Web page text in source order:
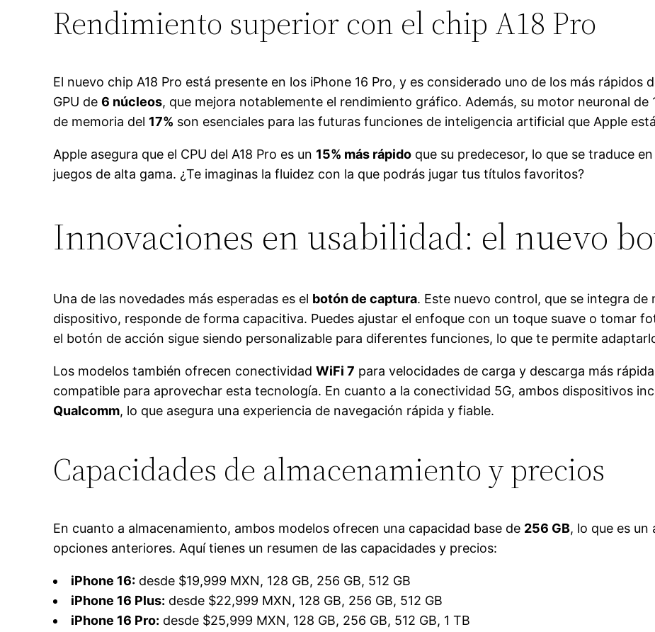
Rendimiento superior con el chip A18 Pro
El nuevo chip A18 Pro está presente en los iPhone 16 Pro, y es considerado uno de los más rápidos
GPU de6 núcleos, que mejora notablemente el rendimiento gráfico. Además, su motor neuronal
de memoria del 17% son esenciales para las futuras funciones de inteligencia artificial que Apple
Apple asegura que el CPU del A18 Pro es un 15% más rápido que su predecesor, lo que se traduce
juegos de alta gama. ¿Te imaginas la fluidez con la que podrás jugar tus títulos favoritos?
Innovaciones en usabilidad: el nuevo
Una de las novedades más esperadas es el botón de captura. Este nuevo control, que se integra de
dispositivo, responde de forma capacitiva. Puedes ajustar el enfoque con un toque suave o tomar
el botón de acción sigue siendo personalizable para diferentes funciones, lo que te permite
Los modelos también ofrecen conectividadWiFi 7 para velocidades de carga y descarga más
compatible para aprovechar esta tecnología. En cuanto a la conectividad 5G, ambos dispositivos
Qualcomm, lo que asegura una experiencia de navegación rápida y fiable.
Capacidades de almacenamiento y precios
En cuanto a almacenamiento, ambos modelos ofrecen una capacidad base de 256 GB, lo que es
opciones anteriores. Aquí tienes un resumen de las capacidades y precios:
iPhone 16: desde $19,999 MXN, 128 GB, 256 GB, 512 GB
iPhone 16 Plus: desde $22,999 MXN, 128 GB, 256 GB, 512 GB
iPhone 16 Pro: desde $25,999 MXN, 128 GB, 256 GB, 512 GB, 1 TB